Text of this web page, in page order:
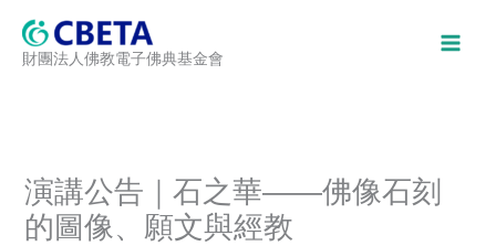
財團法人佛教電子佛典基金會
演講公告｜石之華——佛像石刻
的圖像、願文與經教